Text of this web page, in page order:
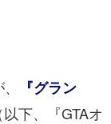
『グラン
以下、『GTAオ